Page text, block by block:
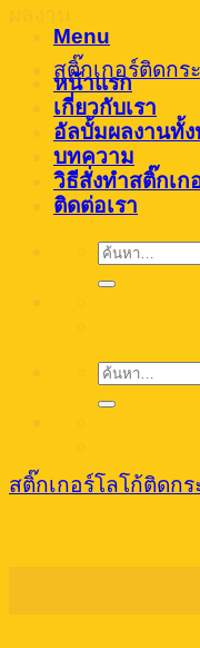
Menu
หน้าแรก
เกี่ยวกับเรา
อัลบั้มผลงานทั้
บทความ
วิธีสั่งทำสติ๊กเก
ติดต่อเรา
ค้นหา:
ค้นหา:
สติ๊กเกอร์ติดกร
สติ๊กเกอร์โลโก้ติดกร